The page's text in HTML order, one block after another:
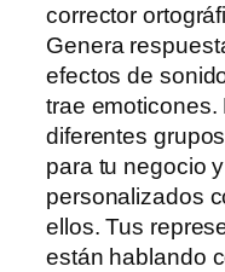
corrector
Genera
efectos de
trae
diferentes
para tu negocio
personalizados
ellos. Tus
están hablando